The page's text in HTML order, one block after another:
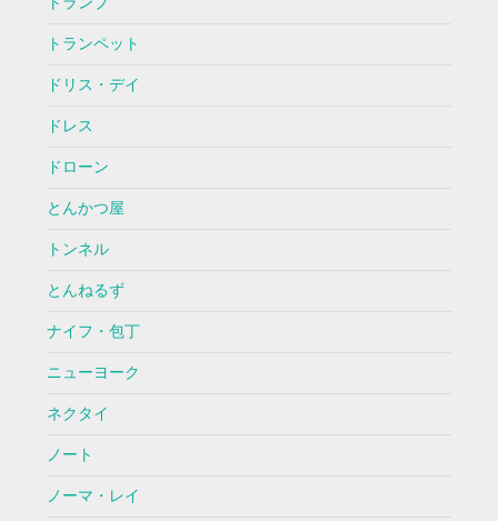
トランペット
ドリス・デイ
ドレス
ドローン
とんかつ屋
トンネル
とんねるず
ナイフ・包丁
ニューヨーク
ネクタイ
ノート
ノーマ・レイ